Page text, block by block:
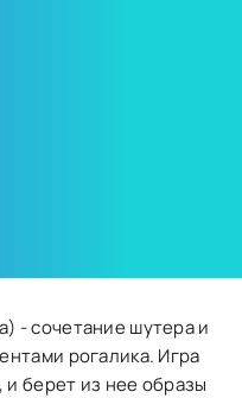
- сочетание шутера и
рогалика. Игра
берет из нее образы